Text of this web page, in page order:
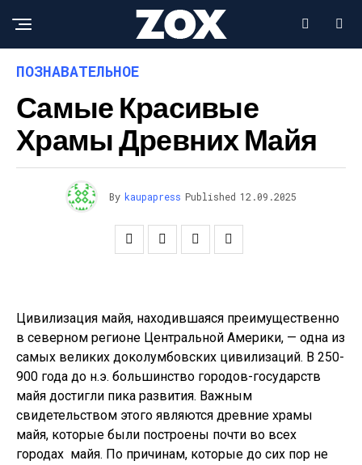
ПОЗНАВАТЕЛЬНОЕ
Самые Красивые
Храмы Древних Майя
By kaupapress Published 12.09.2025
Цивилизация майя, находившаяся преимущественно
в северном регионе Центральной Америки, — одна из
самых великих доколумбовских цивилизаций. В 250-
900 года до н.э. большинство городов-государств
майя достигли пика развития. Важным
свидетельством этого являются древние храмы
майя, которые были построены почти во всех
городах майя. По причинам, которые до сих пор не